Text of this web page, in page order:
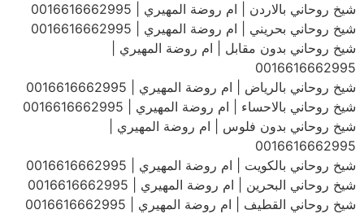
شيخ روحاني بالاردن | ام روضة المهيري | 0016616662995
شيخ روحاني بحريني | ام روضة المهيري | 0016616662995
شيخ روحاني بدون مقابل | ام روضة المهيري |
0016616662995
شيخ روحاني بالرياض | ام روضة المهيري | 0016616662995
شيخ روحاني بالاحساء | ام روضة المهيري | 0016616662995
شيخ روحاني بدون فلوس | ام روضة المهيري |
0016616662995
شيخ روحاني بالكويت | ام روضة المهيري | 0016616662995
شيخ روحاني البحرين | ام روضة المهيري | 0016616662995
شيخ روحاني القطيف | ام روضة المهيري | 0016616662995